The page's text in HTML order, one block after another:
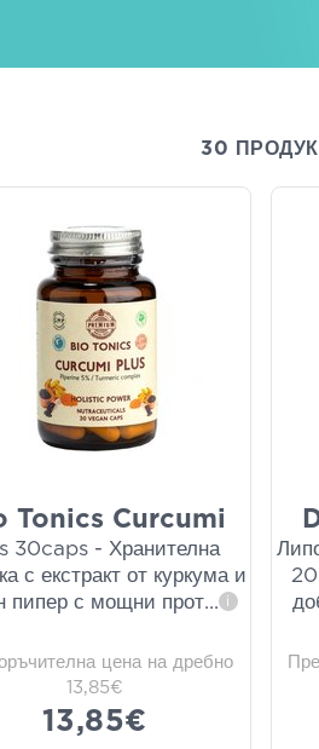
30
Tonics Curcumi
30caps - Хранителна
с екстракт от куркума и
пипер с мощни прот... i
цена на дребно
13,85€
13,85€